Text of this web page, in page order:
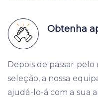
Obtenha
Depois de passar pelo
seleção, a nossa
ajudá-lo-á com a sua